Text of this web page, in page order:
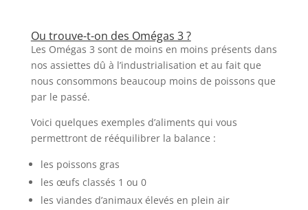
Ou trouve-t-on des Omégas 3 ?
Les Omégas 3 sont de moins en moins présents dans
nos assiettes dû à l’industrialisation et au fait que
nous consommons beaucoup moins de poissons que
par le passé.
Voici quelques exemples d’aliments qui vous
permettront de rééquilibrer la balance :
les poissons gras
les œufs classés 1 ou 0
les viandes d’animaux élevés en plein air